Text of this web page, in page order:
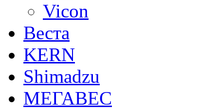
Vicon
Веста
KERN
Shimadzu
МЕГАВЕС